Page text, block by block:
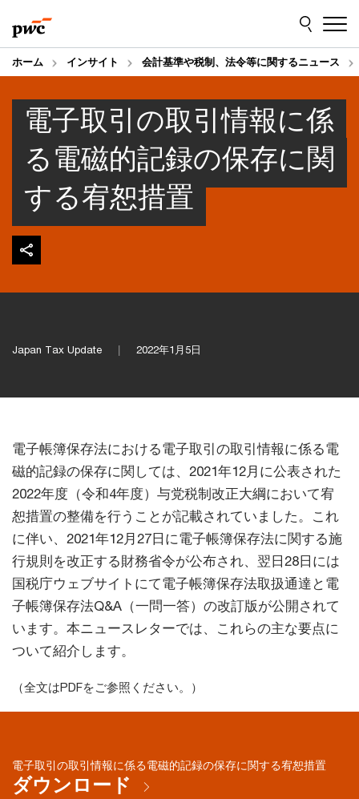
to
content
to
footer
ホーム インサイト 会計基準や税制、法令等に関するニュース
電子取引の取引情報に係
る電磁的記録の保存に関
する宥恕措置
Japan Tax Update 2022年1月5日
電子帳簿保存法における電子取引の取引情報に係る電
磁的記録の保存に関しては、2021年12月に公表された
2022年度（令和4年度）与党税制改正大綱において宥
恕措置の整備を行うことが記載されていました。これ
に伴い、2021年12月27日に電子帳簿保存法に関する施
行規則を改正する財務省令が公布され、翌日28日には
国税庁ウェブサイトにて電子帳簿保存法取扱通達と電
子帳簿保存法Q&A（一問一答）の改訂版が公開されて
います。本ニュースレターでは、これらの主な要点に
ついて紹介します。
（全文はPDFをご参照ください。）
電子取引の取引情報に係る電磁的記録の保存に関する宥恕措置
ダウンロード